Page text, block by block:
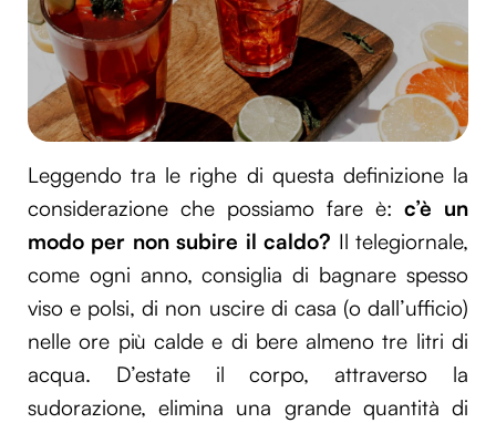
Leggendo tra le righe di questa definizione la
considerazione che possiamo fare è: c’è un
modo per non subire il caldo? Il telegiornale,
come ogni anno, consiglia di bagnare spesso
viso e polsi, di non uscire di casa (o dall’ufficio)
nelle ore più calde e di bere almeno tre litri di
acqua. D’estate il corpo, attraverso la
sudorazione, elimina una grande quantità di